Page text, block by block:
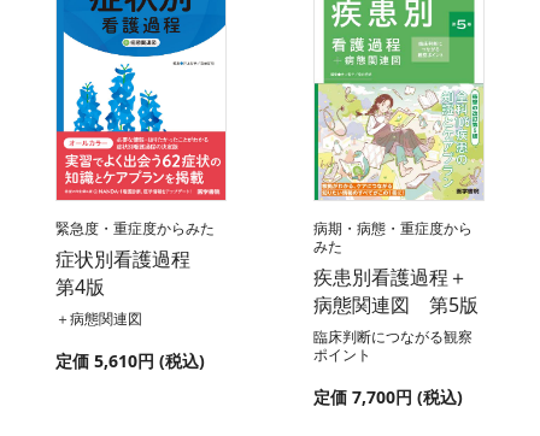
緊急度・重症度からみた
症状別看護過程
第4版
＋病態関連図
定価 5,610円 (税込)
病期・病態・重症度から
みた
疾患別看護過程＋
病態関連図 第5版
臨床判断につながる観察
ポイント
定価 7,700円 (税込)